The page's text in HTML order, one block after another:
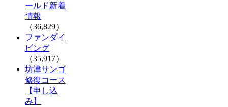
ールド新着
情報
（36,829）
ファンダイ
ビング
（35,917）
坊津サンゴ
修復コース
【申し込
み】